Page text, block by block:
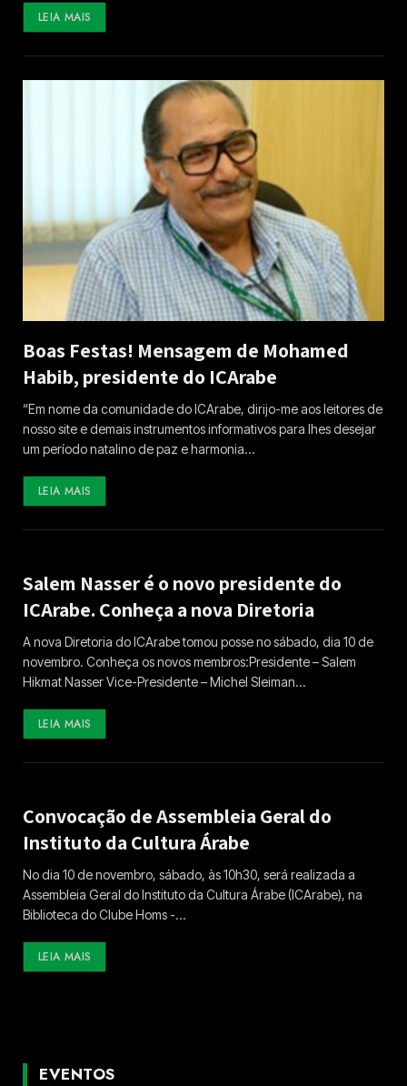
LEIA MAIS
Boas Festas! Mensagem de Mohamed
Habib, presidente do ICArabe
“Em nome da comunidade do ICArabe, dirijo-me aos leitores de
nosso site e demais instrumentos informativos para lhes desejar
um período natalino de paz e harmonia…
LEIA MAIS
Salem Nasser é o novo presidente do
ICArabe. Conheça a nova Diretoria
A nova Diretoria do ICArabe tomou posse no sábado, dia 10 de
novembro. Conheça os novos membros:Presidente – Salem
Hikmat Nasser Vice-Presidente – Michel Sleiman…
LEIA MAIS
Convocação de Assembleia Geral do
Instituto da Cultura Árabe
No dia 10 de novembro, sábado, às 10h30, será realizada a
Assembleia Geral do Instituto da Cultura Árabe (ICArabe), na
Biblioteca do Clube Homs -…
LEIA MAIS
EVENTOS